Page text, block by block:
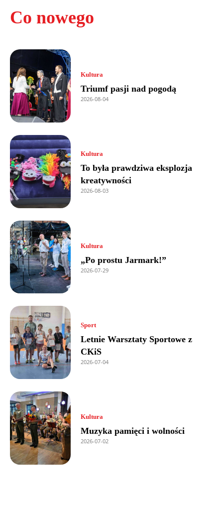
Co nowego
Kultura
Triumf pasji nad pogodą
2026-08-04
Kultura
To była prawdziwa eksplozja
kreatywności
2026-08-03
Kultura
„Po prostu Jarmark!”
2026-07-29
Sport
Letnie Warsztaty Sportowe z
CKiS
2026-07-04
Kultura
Muzyka pamięci i wolności
2026-07-02